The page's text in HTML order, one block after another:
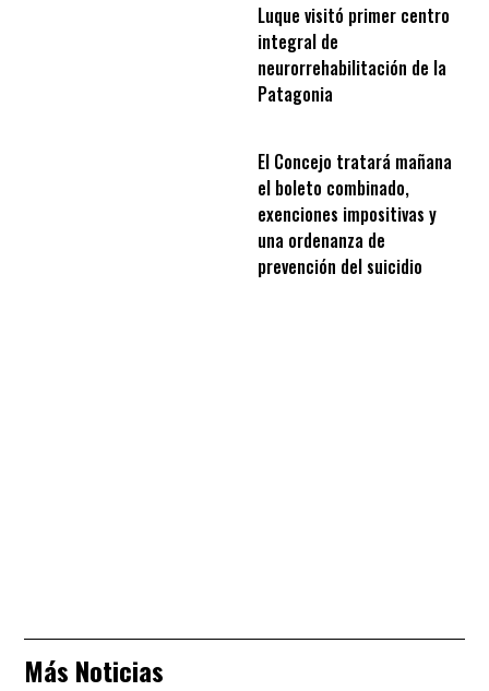
Luque visitó primer centro
integral de
neurorrehabilitación de la
Patagonia
El Concejo tratará mañana
el boleto combinado,
exenciones impositivas y
una ordenanza de
prevención del suicidio
Más Noticias